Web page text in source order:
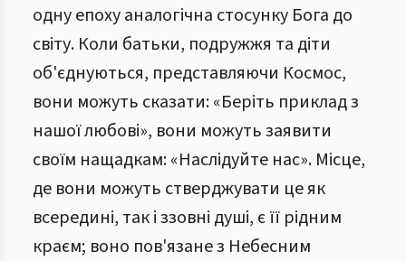
одну епоху аналогічна стосунку Бога до
світу. Коли батьки, подружжя та діти
об'єднуються, представляючи Космос,
вони можуть сказати: «Беріть приклад з
нашої любові», вони можуть заявити
своїм нащадкам: «Наслідуйте нас». Місце,
де вони можуть стверджувати це як
всередині, так і ззовні душі, є її рідним
краєм; воно пов'язане з Небесним